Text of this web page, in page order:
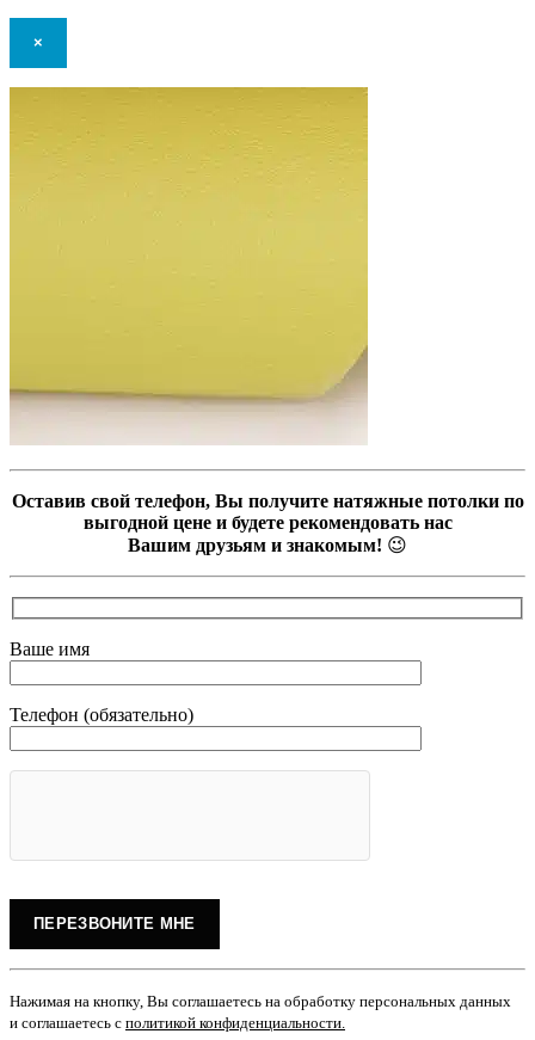
×
Оставив свой телефон, Вы получите натяжные потолки по
выгодной цене и будете рекомендовать нас
Вашим друзьям и знакомым! 😉
Ваше имя
Телефон (обязательно)
Нажимая на кнопку, Вы соглашаетесь на обработку персональных данных
и соглашаетесь с политикой конфиденциальности.